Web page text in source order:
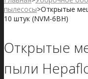
пылесосы>Открытые
10 штук (NVM-6BH)
Открытые
пыли